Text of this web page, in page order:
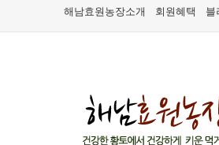
해남효원농장소개 회원혜택 블